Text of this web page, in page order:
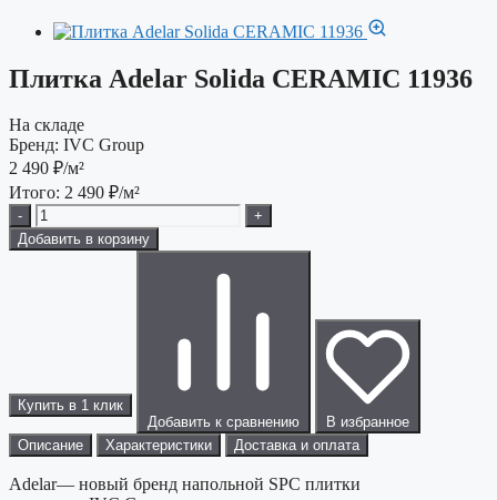
Плитка Adelar Solida CERAMIC 11936
На складе
Бренд: IVC Group
2 490 ₽/м²
Итого: 2 490 ₽/м²
-
+
Добавить в корзину
Купить в 1 клик
Добавить к сравнению
В избранное
Описание
Характеристики Доставка и оплата
Adelar— новый бренд напольной SPC плитки